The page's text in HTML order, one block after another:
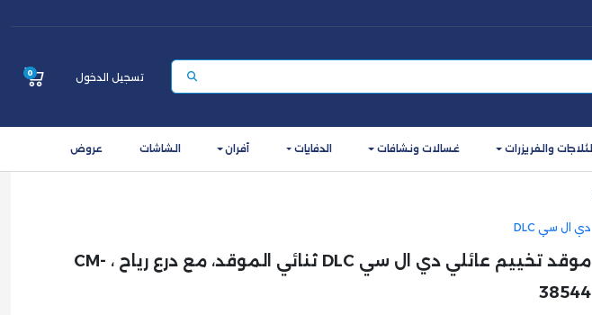
تسجيل الدخول 0
الثلاجات والفريزرات غسالات ونشافات الدفايات أفران الشاشات عروض
دي ال سي DLC
موقد تخييم عائلي دي ال سي DLC ثنائي الموقد، مع درع رياح ، CM-
38544